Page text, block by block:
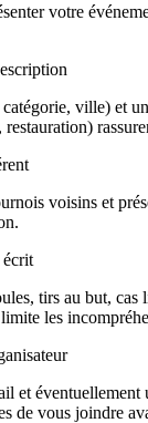
votre
ville) et
voisins et
tirs au but,
les
et éventuellement
de vous joindre